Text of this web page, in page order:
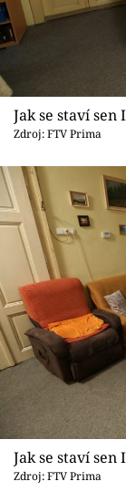
Jak se staví sen
Zdroj: FTV Prima
Jak se staví sen
Zdroj: FTV Prima